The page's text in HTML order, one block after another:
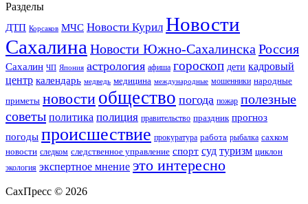
Разделы
ДТП Корсаков МЧС Новости Курил Новости
Сахалина Новости Южно-Сахалинска Россия
Сахалин ЧП Япония астрология афиша гороскоп дети кадровый
центр календарь медведь медицина международные мошенники народные
приметы новости общество погода пожар полезные
советы политика полиция правительство праздник прогноз
погоды происшествие прокуратура работа рыбалка сахком
новости следком следственное управление спорт суд туризм циклон
экология экспертное мнение это интересно
СахПресс © 2026